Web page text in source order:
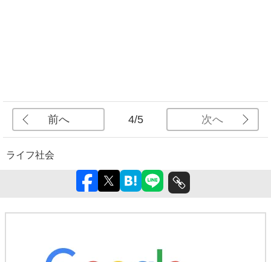
前へ 4/5 次へ
ライフ社会